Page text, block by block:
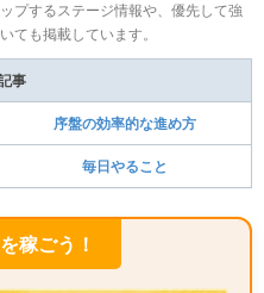
プするステージ情報や、優先して強
ても掲載しています。
事
序盤の効率的な進め方
毎日やること
稼ごう！